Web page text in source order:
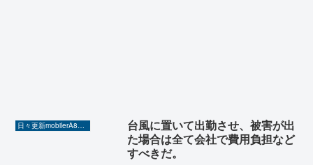
日々更新mobilerA8（Yahoo!ニュースを毎日ウォッチ）
台風に置いて出勤させ、被害が出
た場合は全て会社で費用負担など
すべきだ。